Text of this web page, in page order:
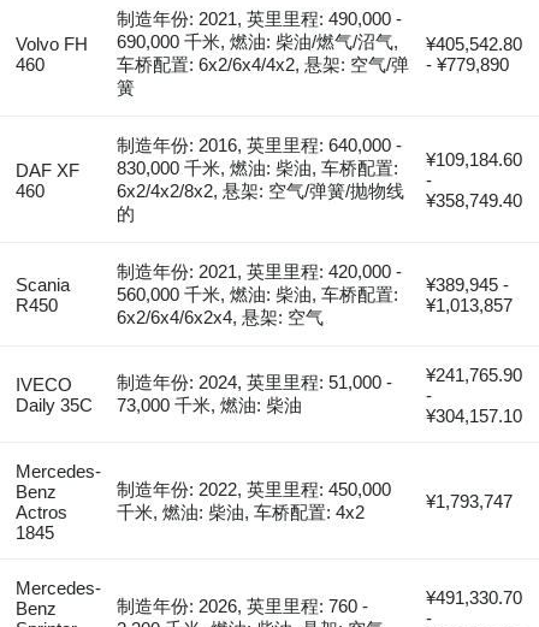
Volvo FH
460
制造年份: 2021, 英里里程: 490,000 -
690,000 千米, 燃油: 柴油/燃气/沼气,
车桥配置: 6x2/6x4/4x2, 悬架: 空气/弹
簧
¥405,542.80
- ¥779,890
DAF XF
460
制造年份: 2016, 英里里程: 640,000 -
830,000 千米, 燃油: 柴油, 车桥配置:
6x2/4x2/8x2, 悬架: 空气/弹簧/抛物线
的
¥109,184.60
-
¥358,749.40
Scania
R450
制造年份: 2021, 英里里程: 420,000 -
560,000 千米, 燃油: 柴油, 车桥配置:
6x2/6x4/6x2x4, 悬架: 空气
¥389,945 -
¥1,013,857
IVECO
Daily 35C
制造年份: 2024, 英里里程: 51,000 -
73,000 千米, 燃油: 柴油
¥241,765.90
-
¥304,157.10
Mercedes-
Benz
Actros
1845
制造年份: 2022, 英里里程: 450,000
千米, 燃油: 柴油, 车桥配置: 4x2
¥1,793,747
Mercedes-
Benz
制造年份: 2026, 英里里程: 760 -
¥491,330.70
-